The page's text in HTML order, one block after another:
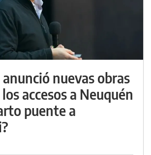
nuevas obras
accesos a Neuquén
puente a